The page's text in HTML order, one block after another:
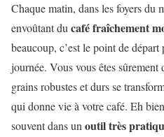
Chaque matin, dans les foyers du
envoûtant ducafé fraîchement
beaucoup, c’est le point de
journée. Vous vous êtes sûrement
grains robustes et durs se
qui donne vie à votre café. Eh
souvent dans unoutil très